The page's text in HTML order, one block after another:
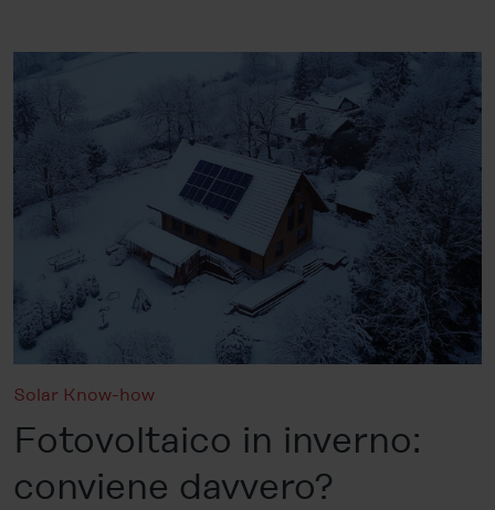
Solar Know-how
Fotovoltaico in inverno:
conviene davvero?